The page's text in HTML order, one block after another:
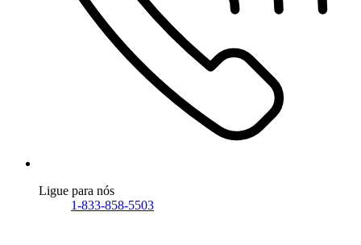
Ligue para nós
1-833-858-5503